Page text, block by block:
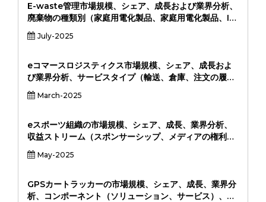
E-waste管理市場規模、シェア、成長および業界分析、
廃棄物の種類別（家庭用電化製品、家庭用電化製品、IT
および通信機器、その他）、材料回収別（金属、プラス
チック、ガラス、その他）、発生源別（住宅、商業、産
July-2025
eコマースロジスティクス市場規模、シェア、成長およ
び業界分析、サービスタイプ（輸送、倉庫、注文の履
行、ラストマイル配達）、エンドユーザー（小売、ヘル
スケア、食品＆飲料、その他）、および地域分析、
March-2025
eスポーツ組織の市場規模、シェア、成長、業界分析、
収益ストリーム（スポンサーシップ、メディアの権利、
商品、トーナメント賞金、コンテンツ作成、コンテンツ
作成）によるゲームジャンル（MOBA、FPS、バトルロ
るプラットフォーム（PC、コンソール、モバイル）によ
る組織タイプ（独立チーム、スポーツフランチャイズフ
May-2025
GPSカートラッカーの市場規模、シェア、成長、業界分
析、コンポーネント（ソリューション、サービス）、製